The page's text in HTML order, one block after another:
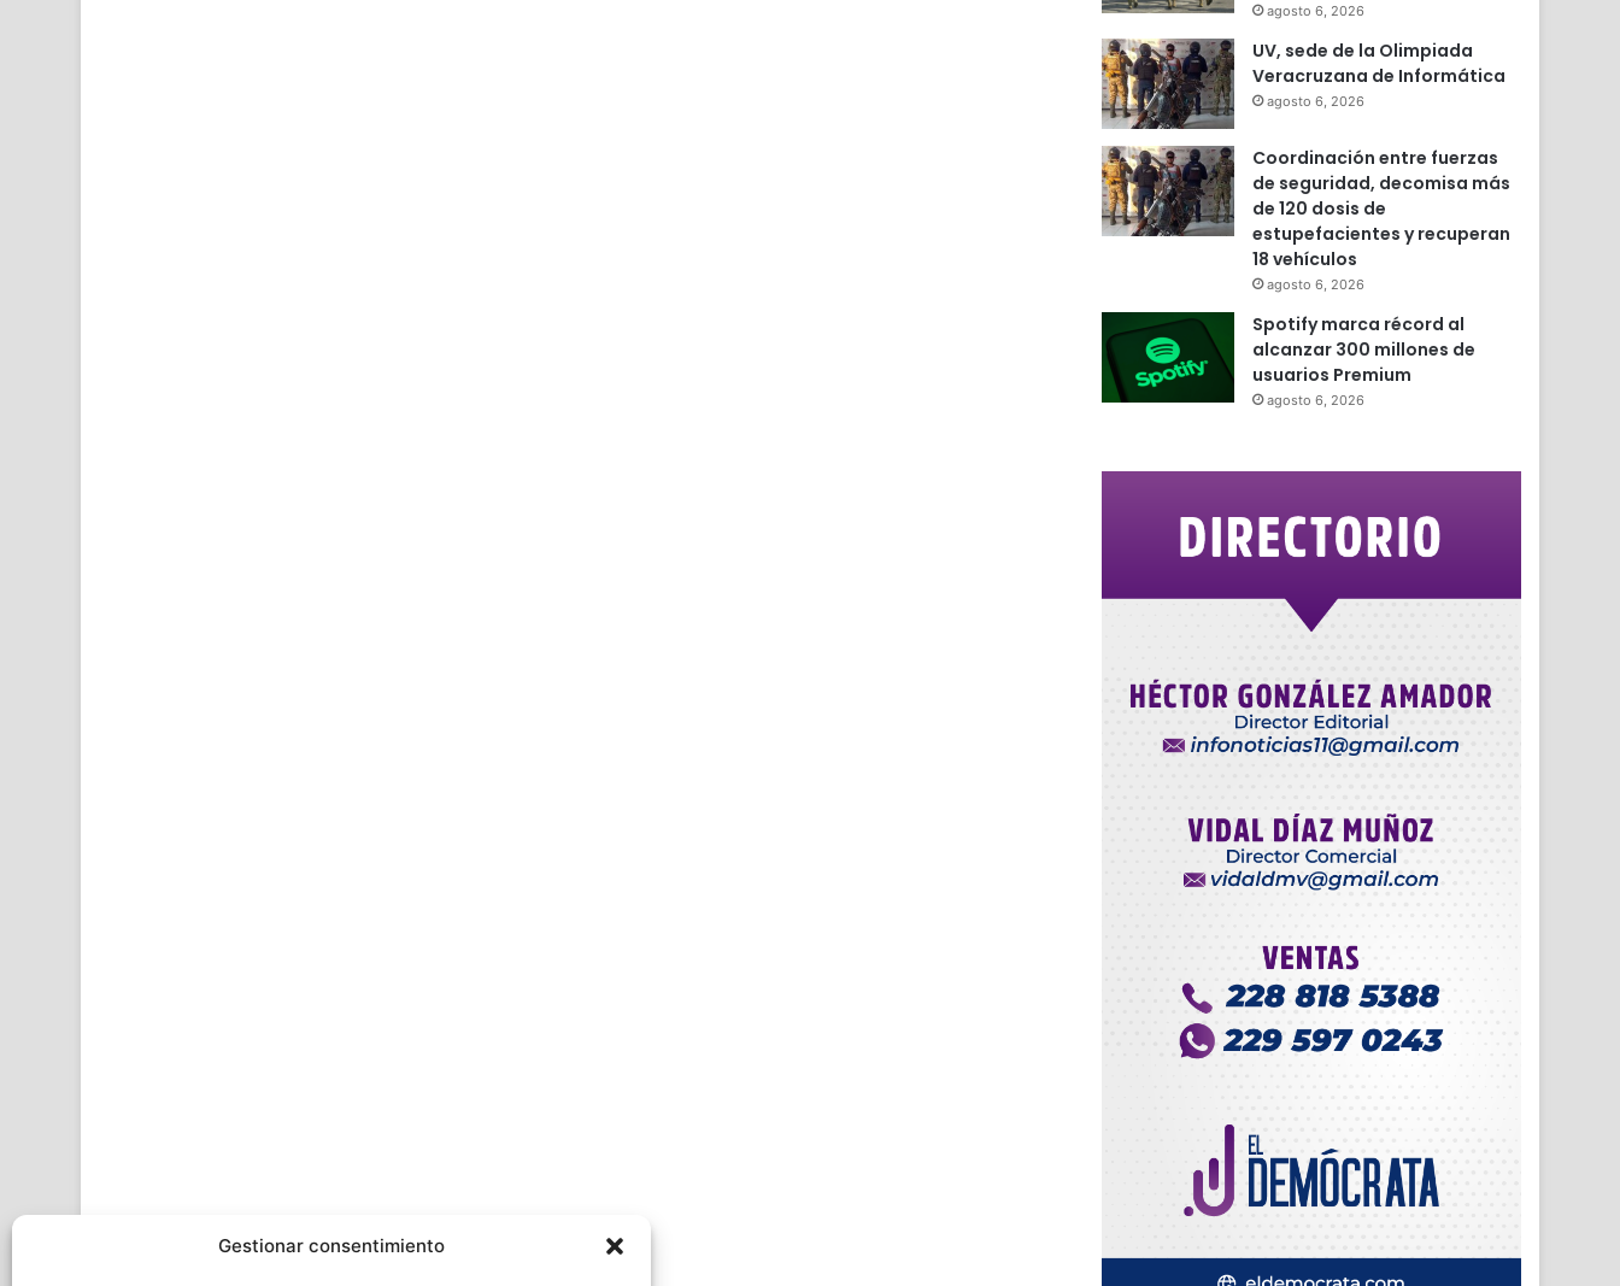
Gestionar consentimiento
agosto 6, 2026
UV, sede de la Olimpiada
Veracruzana de Informática
agosto 6, 2026
Coordinación entre fuerzas
de seguridad, decomisa más
de 120 dosis de
estupefacientes y recuperan
18 vehículos
agosto 6, 2026
Spotify marca récord al
alcanzar 300 millones de
usuarios Premium
agosto 6, 2026